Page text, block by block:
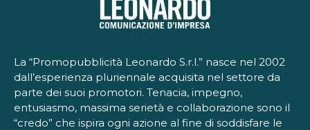
La “Promopubblicità Leonardo S.r.l.” nasce nel 2002
dall’esperienza pluriennale acquisita nel settore da
parte dei suoi promotori. Tenacia, impegno,
entusiasmo, massima serietà e collaborazione sono il
“credo” che ispira ogni azione al fine di soddisfare le